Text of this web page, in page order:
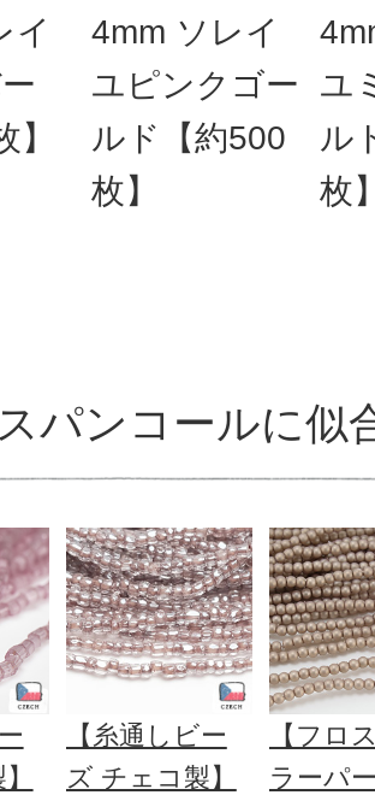
イ
】
4mm ソレイ
ユピンクゴー
ルド【約500
枚】
ユ
ル
枚
パンコールに似
【糸通しビー
ズ チェコ製】
【フロ
ラーパ